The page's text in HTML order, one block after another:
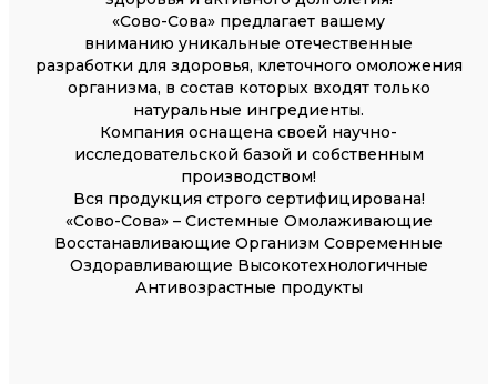
«Сово-Сова» предлагает вашему
вниманию уникальные отечественные
разработки для здоровья, клеточного омоложения
организма, в состав которых входят только
натуральные ингредиенты.
Компания оснащена своей научно-
исследовательской базой и собственным
производством!
Вся продукция строго сертифицирована!
«Сово-Сова» – Системные Омолаживающие
Восстанавливающие Организм Современные
Оздоравливающие Высокотехнологичные
Антивозрастные продукты